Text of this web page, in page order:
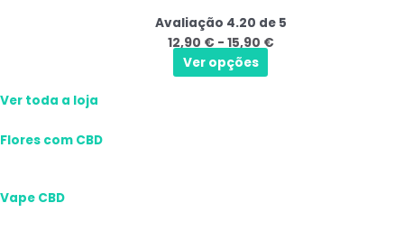
do
produto
Avaliação 4.20 de 5
12,90 € - 15,90 €
a
15,90 €
Ver opções
variantes.
As
opções
Ver toda a loja
Flores com CBD
Vape CBD